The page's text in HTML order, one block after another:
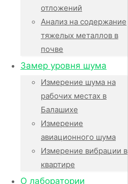
отложений
Анализ на содержание
тяжелых металлов в
почве
Замер уровня шума
Измерение шума на
рабочих местах в
Балашихе
Измерение
авиационного шума
Измерение вибрации в
квартире
О лаборатории